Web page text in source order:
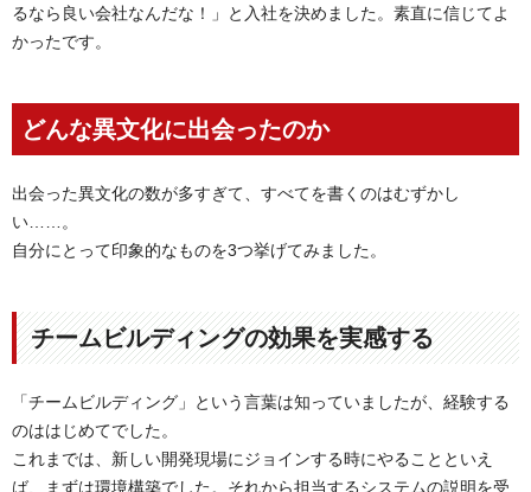
るなら良い会社なんだな！」と入社を決めました。素直に信じてよ
かったです。
どんな異文化に出会ったのか
出会った異文化の数が多すぎて、すべてを書くのはむずかし
い……。
自分にとって印象的なものを3つ挙げてみました。
チームビルディングの効果を実感する
「チームビルディング」という言葉は知っていましたが、経験する
のははじめてでした。
これまでは、新しい開発現場にジョインする時にやることといえ
ば、まずは環境構築でした。それから担当するシステムの説明を受